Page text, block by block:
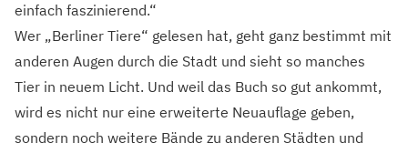
einfach faszinierend.“
Wer „Berliner Tiere“ gelesen hat, geht ganz bestimmt mit
anderen Augen durch die Stadt und sieht so manches
Tier in neuem Licht. Und weil das Buch so gut ankommt,
wird es nicht nur eine erweiterte Neuauflage geben,
sondern noch weitere Bände zu anderen Städten und